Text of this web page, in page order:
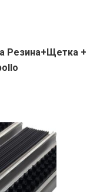
Резина+Щетка +